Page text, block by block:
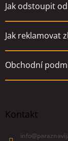
Jak odstoupit
Jak reklamovat
Obchodní
Kontakt
info@